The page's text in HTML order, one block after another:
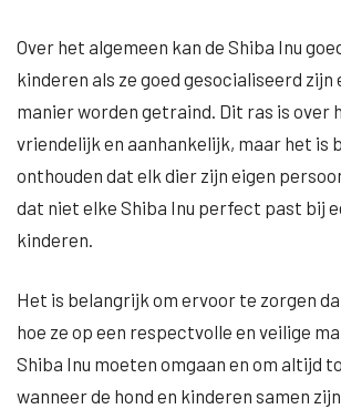
Over het algemeen kan de Shiba Inu
kinderen als ze goed gesocialiseerd zijn
manier worden getraind. Dit ras is over
vriendelijk en aanhankelijk, maar het is
onthouden dat elk dier zijn eigen
dat niet elke Shiba Inu perfect past bij
kinderen.
Het is belangrijk om ervoor te zorgen
hoe ze op een respectvolle en veilige
Shiba Inu moeten omgaan en om altijd
wanneer de hond en kinderen samen